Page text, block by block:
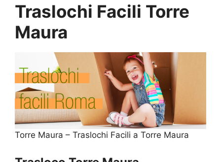
Traslochi Facili Torre
Maura
Torre Maura – Traslochi Facili a Torre Maura